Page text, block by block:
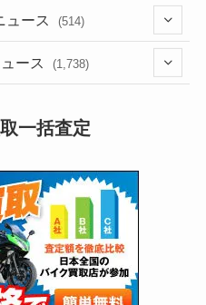
(2,473)
(249)
(16)
(255)
(204)
(166)
(23)
(33)
(34)
ュース (514)
(132)
(171)
(118)
(27)
ース (1,738)
(1,605)
(13)
一括査定